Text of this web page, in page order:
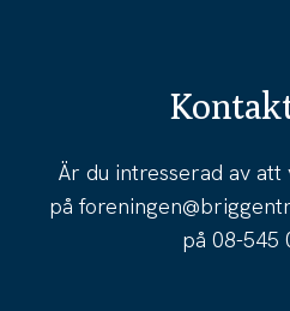
Är du intresserad av att
på
på 08-545